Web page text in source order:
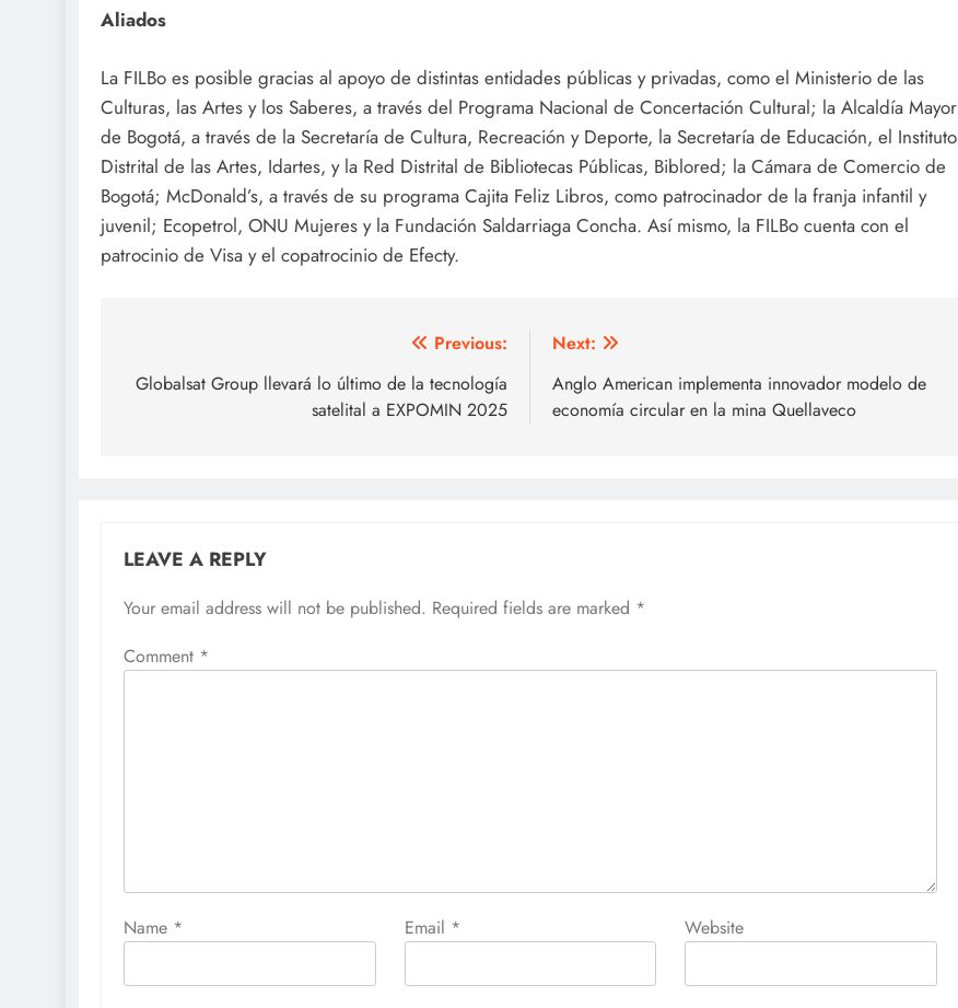
Aliados
La FILBo es posible gracias al apoyo de distintas entidades públicas y privadas, como el Ministerio de las
Culturas, las Artes y los Saberes, a través del Programa Nacional de Concertación Cultural; la Alcaldía Mayor
de Bogotá, a través de la Secretaría de Cultura, Recreación y Deporte, la Secretaría de Educación, el Instituto
Distrital de las Artes, Idartes, y la Red Distrital de Bibliotecas Públicas, Biblored; la Cámara de Comercio de
Bogotá; McDonald’s, a través de su programa Cajita Feliz Libros, como patrocinador de la franja infantil y
juvenil; Ecopetrol, ONU Mujeres y la Fundación Saldarriaga Concha. Así mismo, la FILBo cuenta con el
patrocinio de Visa y el copatrocinio de Efecty.
navigation
Previous:
Globalsat Group llevará lo último de la tecnología
satelital a EXPOMIN 2025
Next:
Anglo American implementa innovador modelo de
economía circular en la mina Quellaveco
LEAVE A REPLY
Your email address will not be published. Required fields are marked *
Comment *
Name * Email * Website